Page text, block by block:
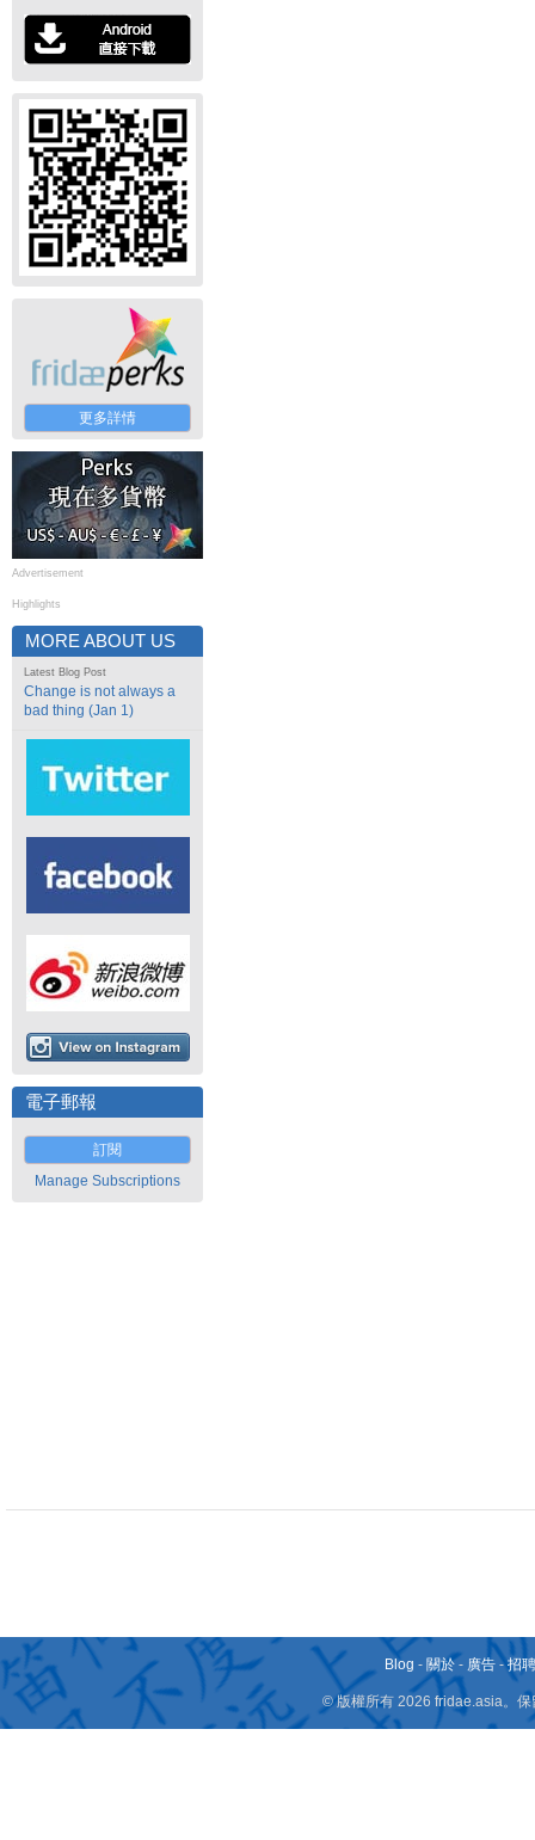
更多詳情
Advertisement
Highlights
MORE ABOUT US
Latest Blog Post
Change is not always a
bad thing (Jan 1)
電子郵報
訂閱
Manage Subscriptions
Blog - 關於 - 廣告 -招
© 版權所有 2026 fridae.asia。